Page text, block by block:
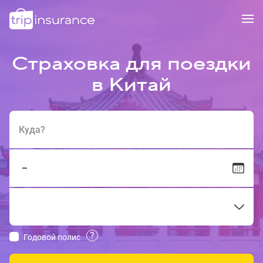
Страховка для поездки
в Китай
Куда?
Годовой полис ?